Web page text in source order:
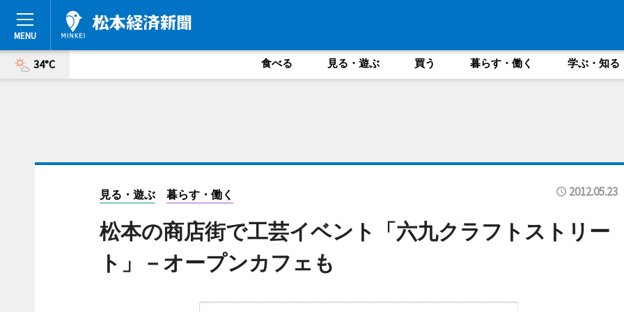
34°C 食べる 見る・遊ぶ 買う 暮らす・働く 学ぶ・知る
見る・遊ぶ 暮らす・働く 2012.05.23
松本の商店街で工芸イベント「六九クラフトストリー
ト」－オープンカフェも